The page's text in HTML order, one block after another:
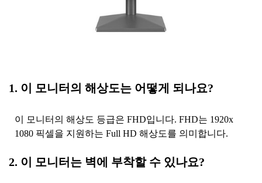
1. 이 모니터의 해상도는 어떻게 되나요?
이 모니터의 해상도 등급은 FHD입니다. FHD는 1920x
1080 픽셀을 지원하는 Full HD 해상도를 의미합니다.
2. 이 모니터는 벽에 부착할 수 있나요?